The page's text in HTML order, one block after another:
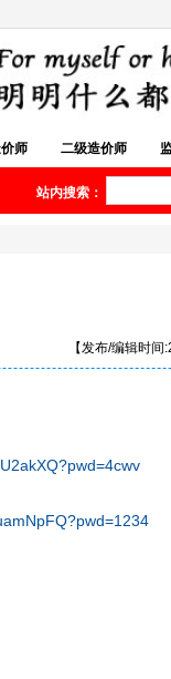
师 二级造价师
站内搜索：
【发布/编辑时